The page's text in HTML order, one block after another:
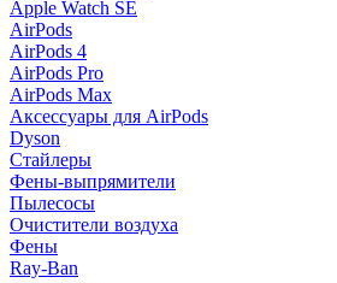
Apple Watch SE
AirPods
AirPods 4
AirPods Pro
AirPods Max
Аксессуары для AirPods
Dyson
Стайлеры
Фены-выпрямители
Пылесосы
Очистители воздуха
Фены
Ray-Ban